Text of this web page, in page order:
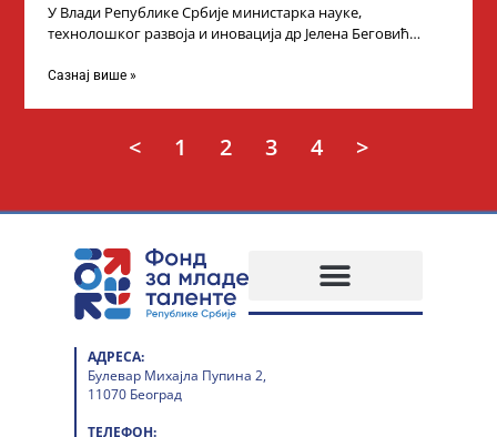
У Влади Републике Србије министарка науке,
технолошког развоја и иновација др Јелена Беговић
Сазнај више »
< 1 2 3 4 >
АДРЕСА:
Булевар Михајла Пупина 2,
11070 Београд
ТЕЛЕФОН: